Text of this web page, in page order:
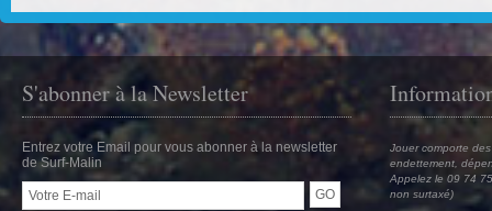
S'abonner à la Newsletter
Entrez votre Email pour vous abonner à la newsletter
de Surf-Malin
Jouer comporte
endettement,
Appelez le 09 74
non surtaxé)